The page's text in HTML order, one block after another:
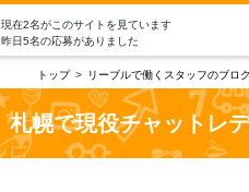
現在2名がこのサイトを見ています
昨日5名の応募がありました
トップ リーブルで働くスタッフのブロ
札幌で現役チャットレ